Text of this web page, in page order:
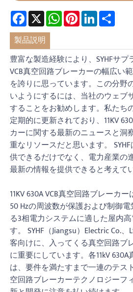
Facebook
X WhatsAppPinterestLinkedIn
製品説明
豊富な製造経験により、SYHFサプ
VCB真空回路ブレーカーの幅広い
を誇りに思っています。この分野
いようにするには、当社のウェブ
することをお勧めします。私たち
定期的に更新されており、11KV
カーに関する最新のニュースと洞
重なリソースだと思います。
供できるだけでなく、電力産業の
最新の情報を提供できると考えて
11KV 630A VCB真空回路ブレーカ
50 Hzの周波数が保護および制御
る3相電力システムに適した屋内
す。 SYHF（Jiangsu）Electric Co.
客向けに、入ってくる真空回路ブ
に重要にしています。各11kV
は、要件を満たすまで一連のテス
空回路ブレーカーテクノロジーフ